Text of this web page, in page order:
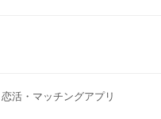
恋活・マッチングアプリ